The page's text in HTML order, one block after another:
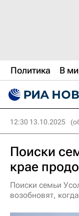
Политика В
12:30 13.10.2025
Поиски
крае
Поиски семьи
возобновят,